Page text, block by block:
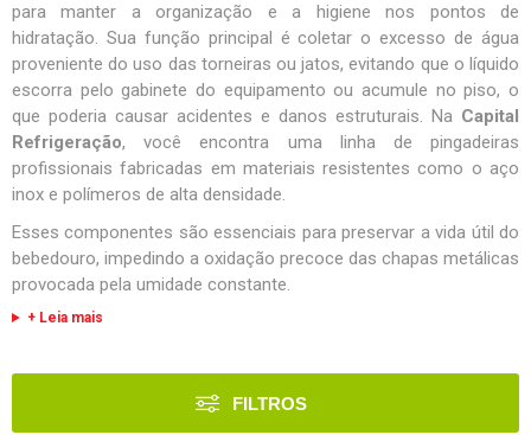
para manter a organização e a higiene nos pontos de
hidratação. Sua função principal é coletar o excesso de água
proveniente do uso das torneiras ou jatos, evitando que o líquido
escorra pelo gabinete do equipamento ou acumule no piso, o
que poderia causar acidentes e danos estruturais. Na Capital
Refrigeração, você encontra uma linha de pingadeiras
profissionais fabricadas em materiais resistentes como o aço
inox e polímeros de alta densidade.
Esses componentes são essenciais para preservar a vida útil do
bebedouro, impedindo a oxidação precoce das chapas metálicas
provocada pela umidade constante.
+ Leia mais
FILTROS